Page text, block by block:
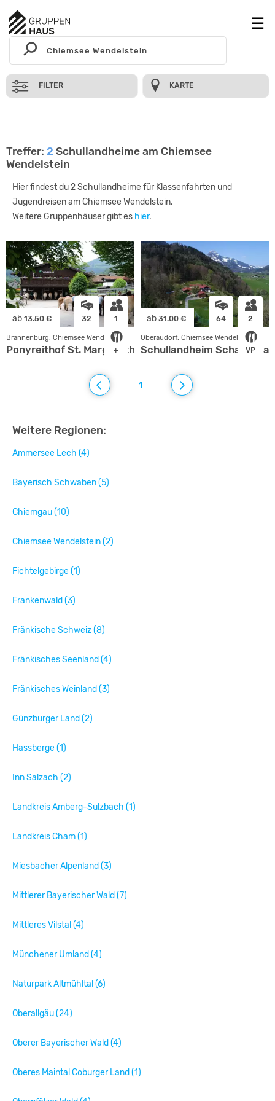
FILTER KARTE
Treffer: 2 Schullandheime am Chiemsee
Wendelstein
Hier findest du 2 Schullandheime für Klassenfahrten und
Jugendreisen am Chiemsee Wendelstein.
Weitere Gruppenhäuser gibt es hier.
ab 13.50 € 32 1
+
Brannenburg, Chiemsee Wendelstein
Ponyreithof St. Margarethen
ab 31.00 € 64 2
VP
Oberaudorf, Chiemsee Wendelstein
Schullandheim
1
Weitere Regionen:
Ammersee Lech (4)
Bayerisch Schwaben (5)
Chiemgau (10)
Chiemsee Wendelstein (2)
Fichtelgebirge (1)
Frankenwald (3)
Fränkische Schweiz (8)
Fränkisches Seenland (4)
Fränkisches Weinland (3)
Günzburger Land (2)
Hassberge (1)
Inn Salzach (2)
Landkreis Amberg-Sulzbach (1)
Landkreis Cham (1)
Miesbacher Alpenland (3)
Mittlerer Bayerischer Wald (7)
Mittleres Vilstal (4)
Münchener Umland (4)
Naturpark Altmühltal (6)
Oberallgäu (24)
Oberer Bayerischer Wald (4)
Oberes Maintal Coburger Land (1)